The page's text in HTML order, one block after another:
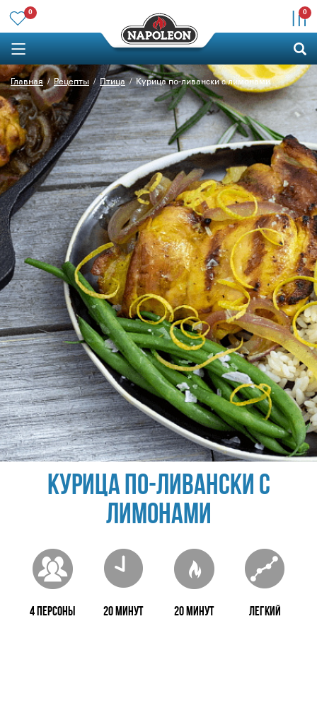
0 0
Главная Рецепты Птица Курица по-ливански с лимонами
Курица по-ливански с
лимонами
4 персоны 20 минут 20 минут Легкий